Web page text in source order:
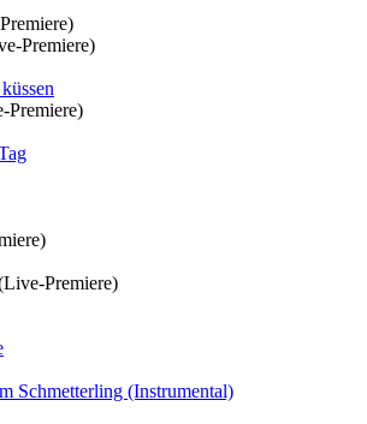
Premiere)
Premiere)
Premiere)
Schmetterling (Instrumental)